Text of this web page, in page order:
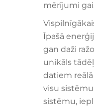
mērījumi
Īpašā
gan daži
unikāls
datiem reālā
visu
sistēmu,